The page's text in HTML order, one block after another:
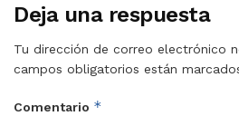
Deja una respuesta
Tu dirección de correo electrónico
campos obligatorios están
Comentario *